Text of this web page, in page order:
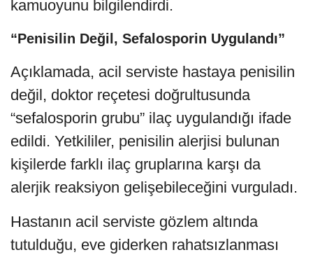
kamuoyunu bilgilendirdi.
“Penisilin Değil, Sefalosporin Uygulandı”
Açıklamada, acil serviste hastaya penisilin
değil, doktor reçetesi doğrultusunda
“sefalosporin grubu” ilaç uygulandığı ifade
edildi. Yetkililer, penisilin alerjisi bulunan
kişilerde farklı ilaç gruplarına karşı da
alerjik reaksiyon gelişebileceğini vurguladı.
Hastanın acil serviste gözlem altında
tutulduğu, eve giderken rahatsızlanması